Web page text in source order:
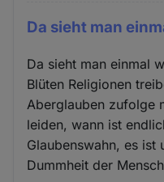
Da sieht man
Da sieht man einmal
Blüten Religionen
Aberglauben zufolge
leiden, wann ist
Glaubenswahn, es ist
Dummheit der